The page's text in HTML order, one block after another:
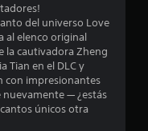
i
o
:
4
del universo Love
al elenco original
la cautivadora Zheng
Tian en el DLC y
con impresionantes
— ¿estás
únicos otra